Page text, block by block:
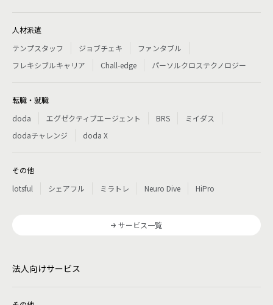
人材派遣
テンプスタッフ
ジョブチェキ
ファンタブル
フレキシブルキャリア
Chall-edge パーソルクロステクノロジー
転職・就職
doda
エグゼクティブエージェント BRS
ミイダス
dodaチャレンジ
doda X
その他
lotsful
シェアフル ミラトレ Neuro Dive HiPro
サービス一覧
法人向けサービス